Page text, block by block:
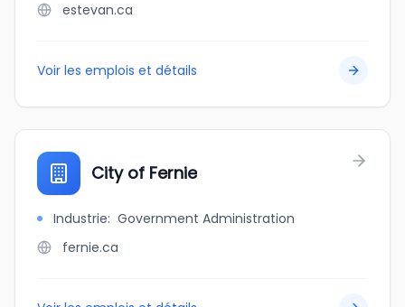
estevan.ca
Voir les emplois et détails
City of Fernie
Industrie: Government Administration
fernie.ca